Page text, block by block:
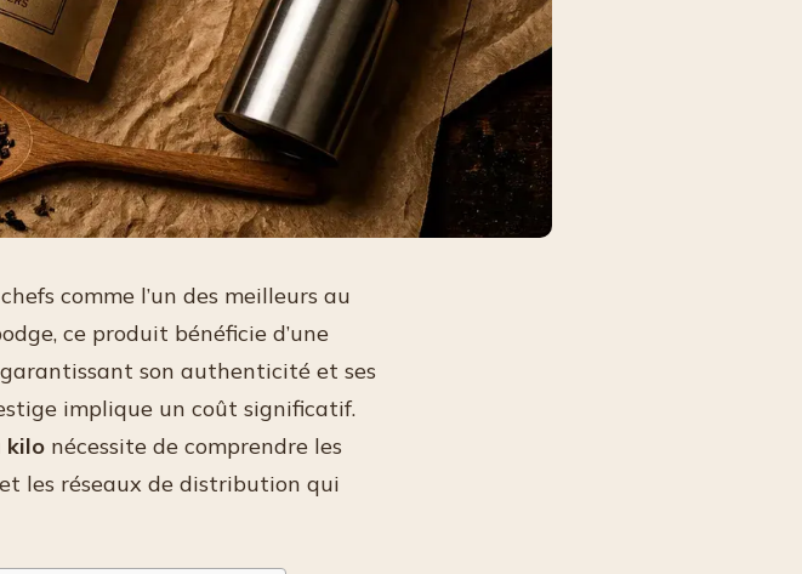
comme l’un des meilleurs au
ce produit bénéficie d’une
son authenticité et ses
implique un coût significatif.
kilo nécessite de comprendre les
les réseaux de distribution qui